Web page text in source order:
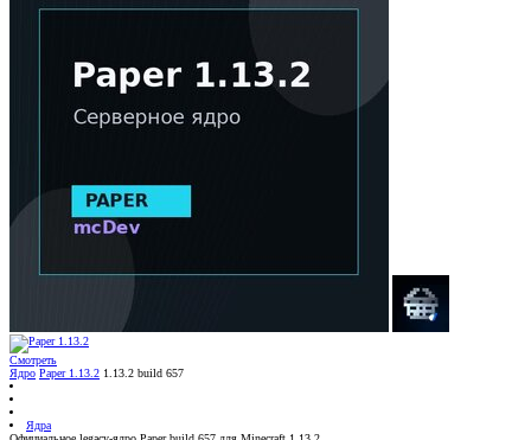
Смотреть
Ядро Paper 1.13.2 1.13.2 build 657
Ядра